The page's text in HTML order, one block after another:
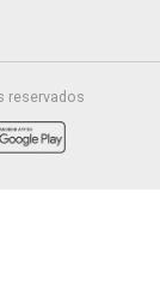
reservados